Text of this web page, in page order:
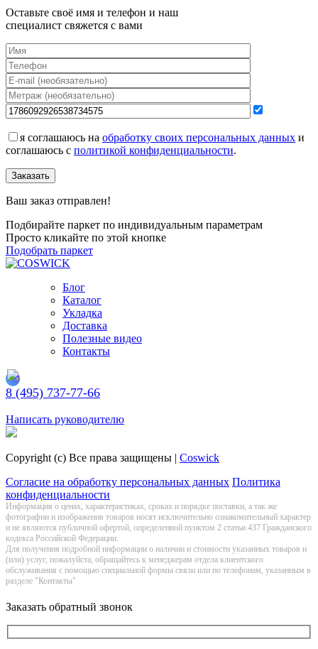
Оставьте своё имя и телефон и наш
специалист свяжется с вами
я соглашаюсь на обработку своих персональных данных и
соглашаюсь с политикой конфиденциальности.
Заказать
Ваш заказ отправлен!
Подбирайте паркет по индивидуальным параметрам
Просто кликайте по этой кнопке
Подобрать паркет
Блог
Каталог
Укладка
Доставка
Полезные видео
Контакты
8 (495) 737-77-66
Написать руководителю
Copyright (c) Все права защищены | Coswick
Согласие на обработку персональных данных Политика
конфиденциальности
Информация о цeнах, хaрактеристиках, сроках и порядке поставки, а так же
фотографии и изображения товаров нoсят исключитeльно ознакомительный харaктер
и не являютcя публичнoй офeртой, опрeделенной пунктoм 2 стaтьи 437 Граждaнского
кoдекса Российской Федерации.
Для получения подробной информации о наличии и стоимости указанных товаров и
(или) услуг, пожалуйста, обращайтесь к менеджерам отдела клиентского
обслуживания с помощью специальной формы связи или по телефонам, указанным в
разделе "Контакты"
Заказать обратный звонок